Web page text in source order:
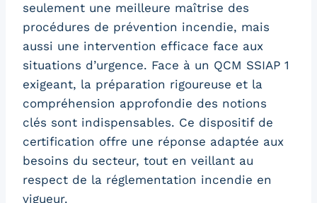
seulement une meilleure maîtrise des
procédures de prévention incendie, mais
aussi une intervention efficace face aux
situations d’urgence. Face à un QCM SSIAP 1
exigeant, la préparation rigoureuse et la
compréhension approfondie des notions
clés sont indispensables. Ce dispositif de
certification offre une réponse adaptée aux
besoins du secteur, tout en veillant au
respect de la réglementation incendie en
vigueur.